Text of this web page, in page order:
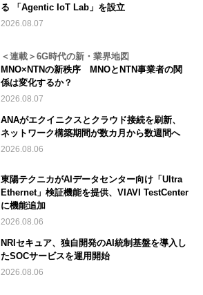
る 「Agentic IoT Lab」を設立
2026.08.07
＜連載＞6G時代の新・業界地図
MNO×NTNの新秩序 MNOとNTN事業者の関
係は変化するか？
2026.08.07
ANAがエクイニクスとクラウド接続を刷新、
ネットワーク構築期間が数カ月から数週間へ
2026.08.06
東陽テクニカがAIデータセンター向け「Ultra
Ethernet」検証機能を提供、VIAVI TestCenter
に機能追加
2026.08.06
NRIセキュア、独自開発のAI統制基盤を導入し
たSOCサービスを運用開始
2026.08.06